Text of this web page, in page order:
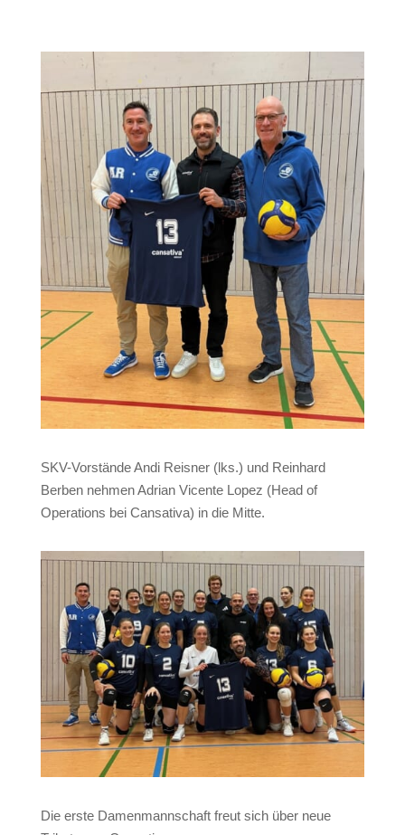
SKV-Vorstände Andi Reisner (lks.) und Reinhard
Berben nehmen Adrian Vicente Lopez (Head of
Operations bei Cansativa) in die Mitte.
Die erste Damenmannschaft freut sich über neue